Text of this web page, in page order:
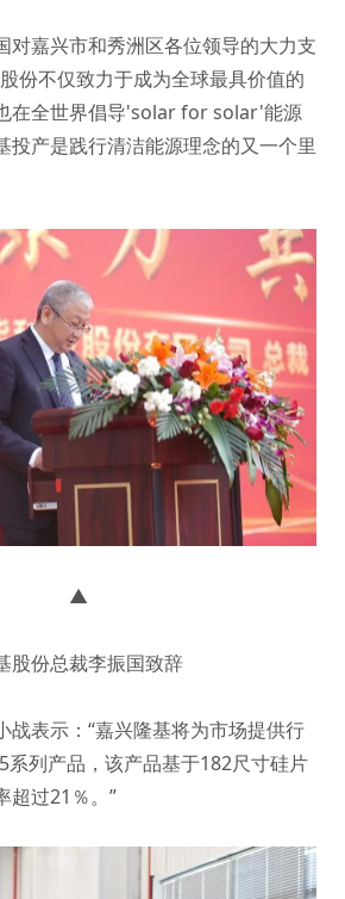
对嘉兴市和秀洲区各位领导的大力支
份不仅致力于成为全球最具价值的
在全世界倡导'solar for solar'能源
投产是践行清洁能源理念的又一个里
▲
股份总裁李振国致辞
战表示：“嘉兴隆基将为市场提供行
系列产品，该产品基于182尺寸硅片
超过21％。”